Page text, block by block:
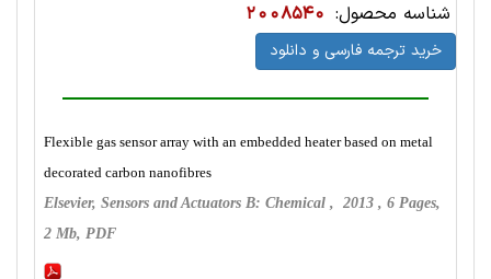
شناسه محصول: 2008540
خرید ترجمه فارسی و دانلود
Flexible gas sensor array with an embedded heater based on metal
decorated carbon nanofibres
Elsevier, Sensors and Actuators B: Chemical , 2013 , 6 Pages,
2 Mb, PDF